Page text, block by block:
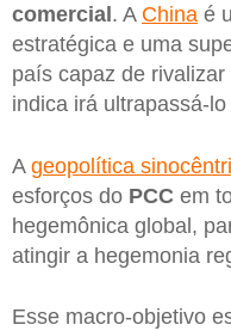
comercial . A China é
estratégica e uma
país capaz de rivalizar
indica irá ultrapassá-
A geopolítica
esforços do PCC em
hegemônica global,
atingir a hegemonia
Esse macro-objetivo